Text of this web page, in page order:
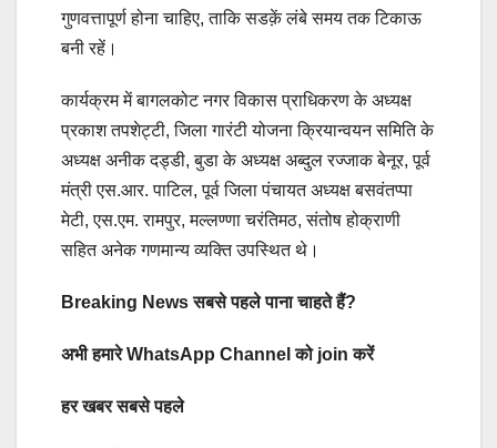
गुणवत्तापूर्ण होना चाहिए, ताकि सडक़ें लंबे समय तक टिकाऊ
बनी रहें।
कार्यक्रम में बागलकोट नगर विकास प्राधिकरण के अध्यक्ष
प्रकाश तपशेट्टी, जिला गारंटी योजना क्रियान्वयन समिति के
अध्यक्ष अनीक दड्डी, बुडा के अध्यक्ष अब्दुल रज्जाक बेनूर, पूर्व
मंत्री एस.आर. पाटिल, पूर्व जिला पंचायत अध्यक्ष बसवंतप्पा
मेटी, एस.एम. रामपुर, मल्लण्णा चरंतिमठ, संतोष होक्राणी
सहित अनेक गणमान्य व्यक्ति उपस्थित थे।
Breaking News सबसे पहले पाना चाहते हैं?
अभी हमारे WhatsApp Channel को join करें
हर खबर सबसे पहले